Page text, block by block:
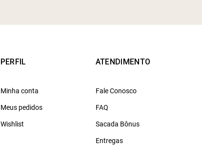
PERFIL
Minha conta
Meus pedidos
Wishlist
ATENDIMENTO
Fale Conosco
FAQ
Sacada Bônus
Entregas